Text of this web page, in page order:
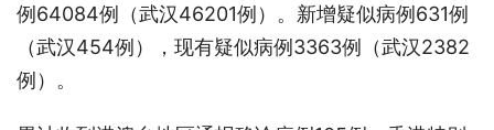
例64084例（武汉46201例）。新增疑似病例631例
（武汉454例），现有疑似病例3363例（武汉2382
例）。